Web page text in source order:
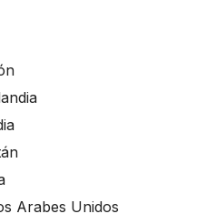
Arabes Unidos